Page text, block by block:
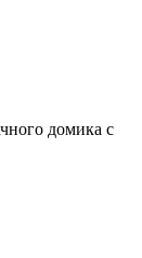
домика с